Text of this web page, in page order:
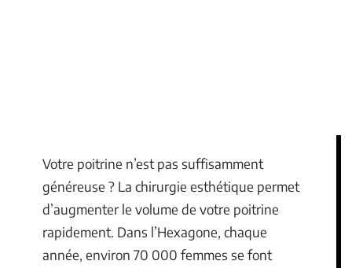
Votre poitrine n’est pas suffisamment
généreuse ? La chirurgie esthétique permet
d’augmenter le volume de votre poitrine
rapidement. Dans l’Hexagone, chaque
année, environ 70 000 femmes se font